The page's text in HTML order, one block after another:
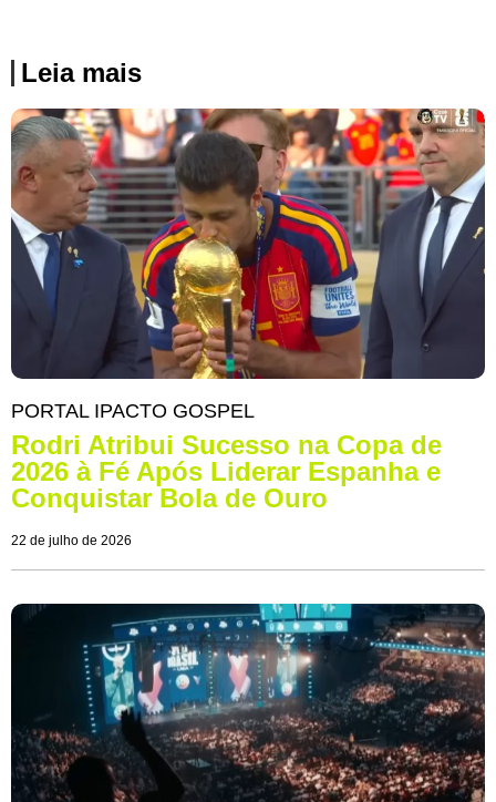
Leia mais
PORTAL IPACTO GOSPEL
Rodri Atribui Sucesso na Copa de
2026 à Fé Após Liderar Espanha e
Conquistar Bola de Ouro
22 de julho de 2026